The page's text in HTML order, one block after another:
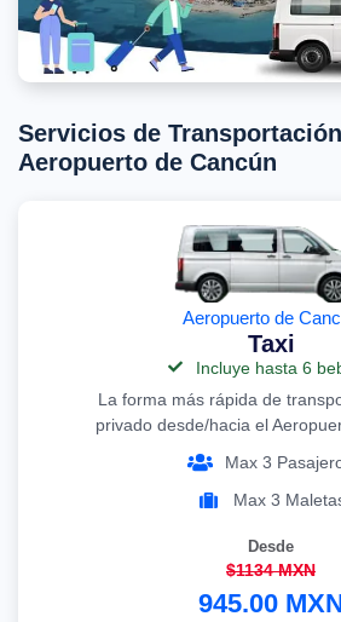
Servicios de
Aeropuerto de Cancún
Aeropuerto de
Taxi
Incluye hasta 6
La forma más rápida de
privado desde/hacia el
Max 3
Max 3
Desde
$1134 MXN
945.00